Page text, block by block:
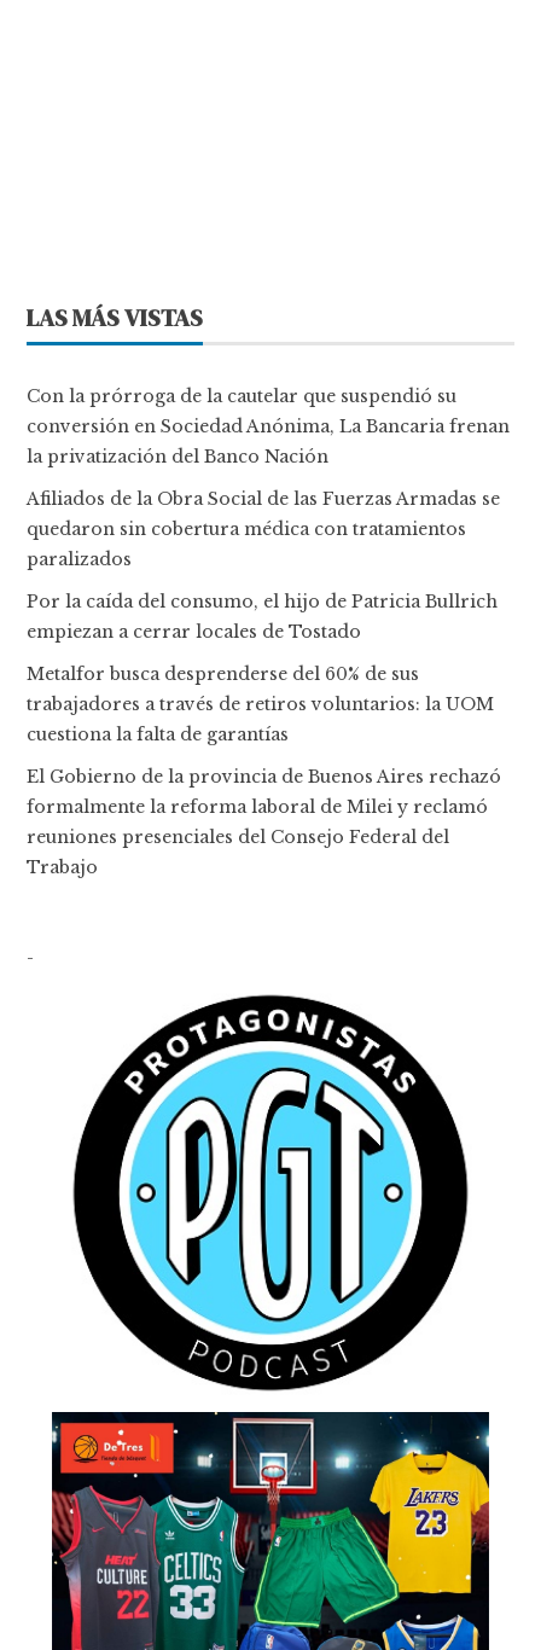
LAS MÁS VISTAS
Con la prórroga de la cautelar que suspendió su
conversión en Sociedad Anónima, La Bancaria frenan
la privatización del Banco Nación
Afiliados de la Obra Social de las Fuerzas Armadas se
quedaron sin cobertura médica con tratamientos
paralizados
Por la caída del consumo, el hijo de Patricia Bullrich
empiezan a cerrar locales de Tostado
Metalfor busca desprenderse del 60% de sus
trabajadores a través de retiros voluntarios: la UOM
cuestiona la falta de garantías
El Gobierno de la provincia de Buenos Aires rechazó
formalmente la reforma laboral de Milei y reclamó
reuniones presenciales del Consejo Federal del
Trabajo
-